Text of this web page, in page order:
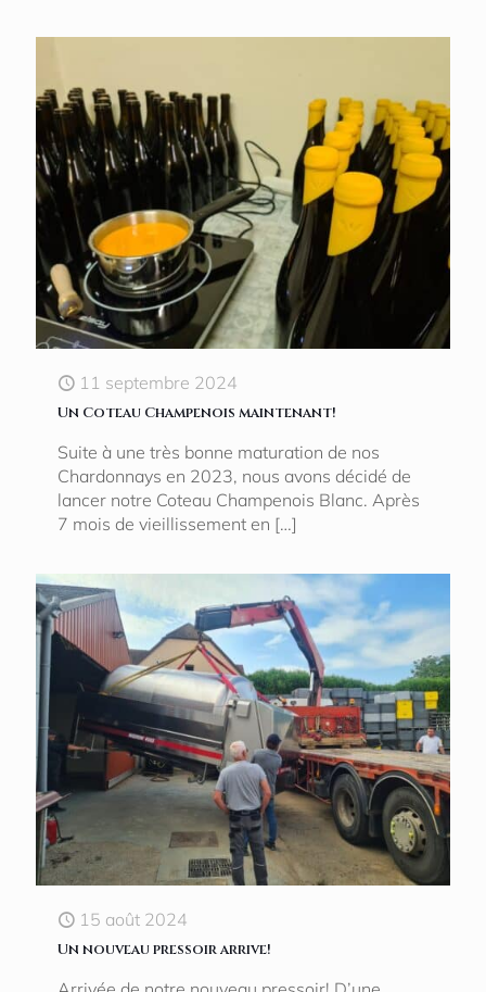
11 septembre 2024
Un Coteau Champenois maintenant!
Suite à une très bonne maturation de nos
Chardonnays en 2023, nous avons décidé de
lancer notre Coteau Champenois Blanc. Après
7 mois de vieillissement en […]
15 août 2024
Un nouveau pressoir arrive!